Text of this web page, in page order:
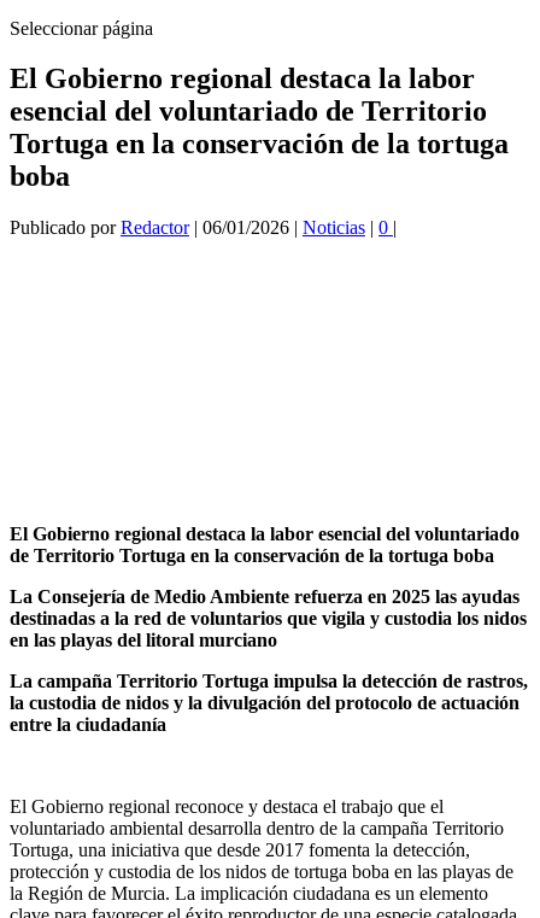
Seleccionar página
El Gobierno regional destaca la labor
esencial del voluntariado de Territorio
Tortuga en la conservación de la tortuga
boba
Publicado porRedactor| 06/01/2026 | Noticias | 0 |
El Gobierno regional destaca la labor esencial del voluntariado
de Territorio Tortuga en la conservación de la tortuga boba
La Consejería de Medio Ambiente refuerza en 2025 las ayudas
destinadas a la red de voluntarios que vigila y custodia los nidos
en las playas del litoral murciano
La campaña Territorio Tortuga impulsa la detección de rastros,
la custodia de nidos y la divulgación del protocolo de actuación
entre la ciudadanía
El Gobierno regional reconoce y destaca el trabajo que el
voluntariado ambiental desarrolla dentro de la campaña Territorio
Tortuga, una iniciativa que desde 2017 fomenta la detección,
protección y custodia de los nidos de tortuga boba en las playas de
la Región de Murcia. La implicación ciudadana es un elemento